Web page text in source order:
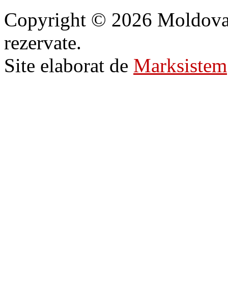
Copyright © 2026
rezervate.
Site elaborat de Marksistem